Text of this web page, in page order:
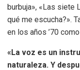
burbuja», «Las siete
qué me escucha?».
en los años ’70
«La voz es un
naturaleza. Y